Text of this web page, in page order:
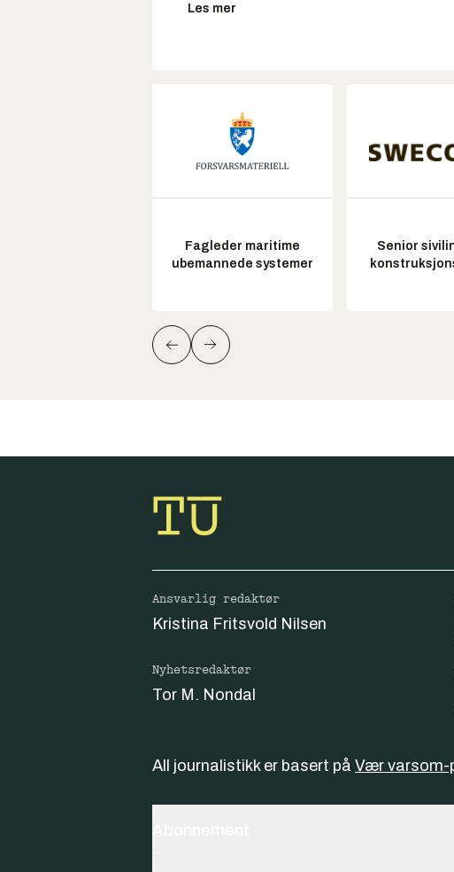
Les mer
Fagleder maritime
ubemannede systemer
Senior
Ansvarlig redaktør
Kristina Fritsvold Nilsen
Nyhetsredaktør
Tor M. Nondal
All journalistikk er basert på Vær varsom-